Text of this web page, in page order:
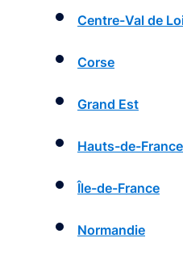
Centre-Val de
Corse
Grand Est
Hauts-de-France
Île-de-France
Normandie